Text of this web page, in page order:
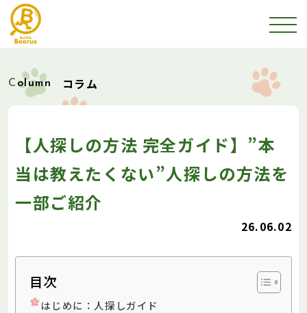
Column コラム
【人探しの方法 完全ガイド】”本
当は教えたくない”人探しの方法を
一部ご紹介
26.06.02
目次
はじめに：人探しガイド